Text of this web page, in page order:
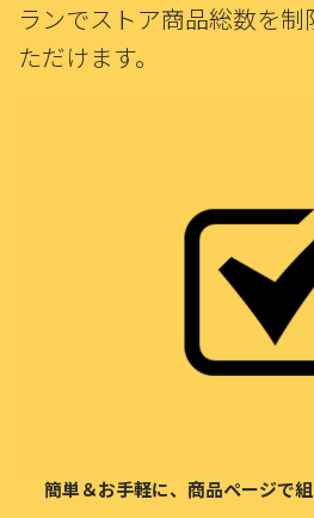
ランでストア商品総数を
ただけます。
簡単＆お手軽に、商品ページで